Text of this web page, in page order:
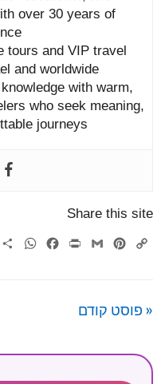
over 30 years of
tours and VIP travel
and worldwide.
knowledge with warm,
who seek meaning,
journeys.
Share this site
Copy
Pinterest
Gmail
Print
« פוסט קודם